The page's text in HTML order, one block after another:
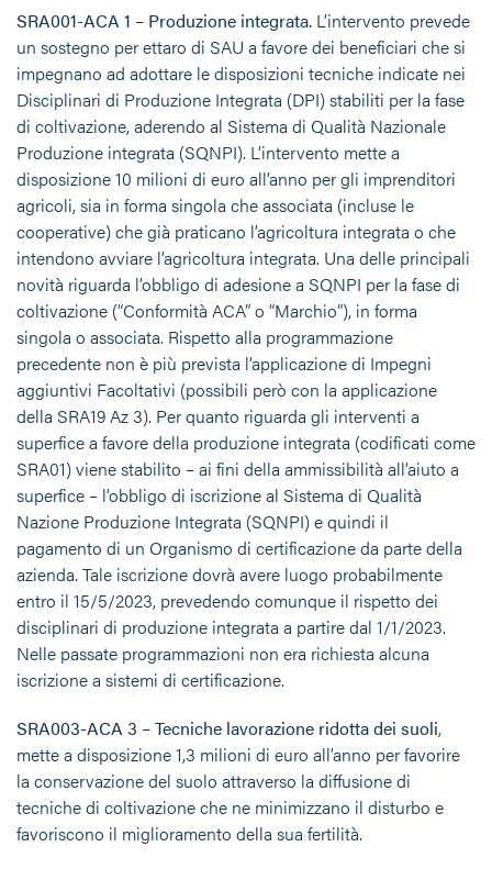
SRA001-ACA 1 – Produzione integrata. L’intervento prevede
un sostegno per ettaro di SAU a favore dei beneficiari che si
impegnano ad adottare le disposizioni tecniche indicate nei
Disciplinari di Produzione Integrata (DPI) stabiliti per la fase
di coltivazione, aderendo al Sistema di Qualità Nazionale
Produzione integrata (SQNPI). L’intervento mette a
disposizione 10 milioni di euro all’anno per gli imprenditori
agricoli, sia in forma singola che associata (incluse le
cooperative) che già praticano l’agricoltura integrata o che
intendono avviare l’agricoltura integrata. Una delle principali
novità riguarda l’obbligo di adesione a SQNPI per la fase di
coltivazione (“Conformità ACA” o “Marchio”), in forma
singola o associata. Rispetto alla programmazione
precedente non è più prevista l’applicazione di Impegni
aggiuntivi Facoltativi (possibili però con la applicazione
della SRA19 Az 3). Per quanto riguarda gli interventi a
superfice a favore della produzione integrata (codificati come
SRA01) viene stabilito – ai fini della ammissibilità all’aiuto a
superfice – l’obbligo di iscrizione al Sistema di Qualità
Nazione Produzione Integrata (SQNPI) e quindi il
pagamento di un Organismo di certificazione da parte della
azienda. Tale iscrizione dovrà avere luogo probabilmente
entro il 15/5/2023, prevedendo comunque il rispetto dei
disciplinari di produzione integrata a partire dal 1/1/2023.
Nelle passate programmazioni non era richiesta alcuna
iscrizione a sistemi di certificazione.
SRA003-ACA 3 –Tecniche lavorazione ridotta dei suoli,
mette a disposizione 1,3 milioni di euro all’anno per favorire
la conservazione del suolo attraverso la diffusione di
tecniche di coltivazione che ne minimizzano il disturbo e
favoriscono il miglioramento della sua fertilità.